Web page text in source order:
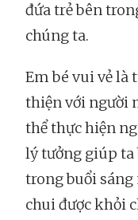
đứa trẻ bên
chúng ta.
Em bé vui vẻ là
thiện với người
thể thực hiện
lý tưởng giúp ta
trong buổi sáng
chui được khỏi